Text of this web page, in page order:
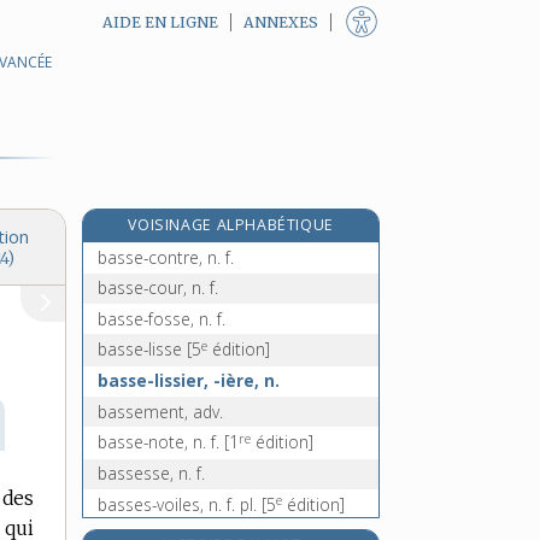
AIDE EN LIGNE ANNEXES
qui
VOISINAGE ALPHABÉTIQUE
basse [II], n. f.
basse-contre, n. f.
basse-cour, n. f.
basse-fosse, n. f.
basse-lisse [5e édition]
basse-lissier, -ière, n.
bassement, adv.
basse-note, n. f. [1 re édition]
bassesse, n. f.
basses-voiles, n. f. pl. [5e édition]